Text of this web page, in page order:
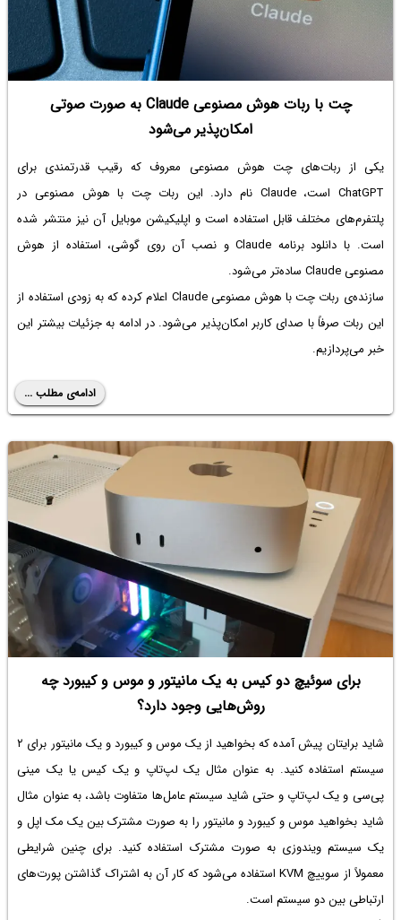
چت با ربات هوش مصنوعی Claude به صورت صوتی
امکان‌پذیر می‌شود
یکی از ربات‌های چت هوش مصنوعی معروف که رقیب قدرتمندی برای
ChatGPT است، Claude نام دارد. این ربات چت با هوش مصنوعی در
پلتفرم‌های مختلف قابل استفاده است و اپلیکیشن موبایل آن نیز منتشر شده
است. با دانلود برنامه Claude
و نصب آن روی گوشی، استفاده از هوش
مصنوعی Claude ساده‌تر می‌شود.
سازنده‌ی ربات چت با هوش مصنوعی Claude اعلام کرده که به زودی استفاده از
این ربات صرفاً‌ با صدای کاربر امکان‌پذیر می‌شود. در ادامه به جزئیات بیشتر این
خبر می‌پردازیم.
ادامه‌ی مطلب ...
برای سوئیچ دو کیس به یک مانیتور و موس و کیبورد چه
روش‌هایی وجود دارد؟
شاید برایتان پیش آمده که بخواهید از یک موس و کیبورد و یک مانیتور برای ۲
سیستم استفاده کنید. به عنوان مثال یک لپ‌تاپ و یک کیس یا یک مینی
پی‌سی و یک لپ‌تاپ و حتی شاید سیستم عامل‌ها متفاوت باشد، به عنوان مثال
شاید بخواهید موس و کیبورد و مانیتور را به صورت مشترک بین یک مک اپل و
یک سیستم ویندوزی به صورت مشترک استفاده کنید. برای چنین شرایطی
معمولاً از سوییچ KVM استفاده می‌شود که کار آن به اشتراک گذاشتن پورت‌های
ارتباطی بین دو سیستم است.